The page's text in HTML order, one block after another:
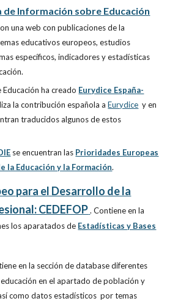
de Información sobre Educación
una web con publicaciones de la
educativos europeos, estudios
específicos, indicadores y estadísticas
ha creado Eurydice España-
la contribución española aEurydice y en
traducidos algunos de estos
se encuentran las Prioridades Europeas
la Educación y la Formación.
para el Desarrollo de la
CEDEFOP . Contiene en la
los aparatados de Estadísticas y Bases
en la sección de database diferentes
en el apartado de población y
como datos estadísticospor temas